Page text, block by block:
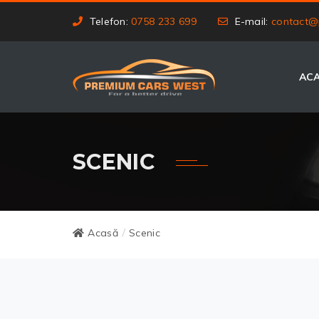
Telefon:0758 233 699 E-mail:
SCENIC
Acasă / Scenic